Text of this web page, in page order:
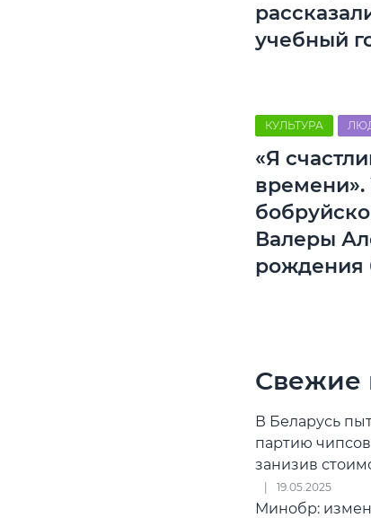
учебный
КУЛЬТУРА
«Я
времени».
Валеры
рождения
Свежие
В Беларусь
партию
занизив
19.05.2025
Минобр: